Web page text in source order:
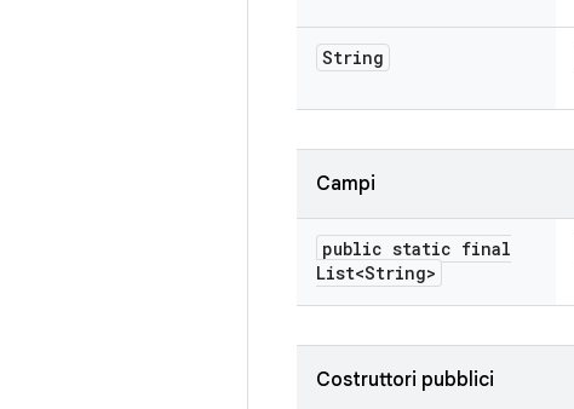
String
Campi
public static final
List<String>
Costruttori pubblici